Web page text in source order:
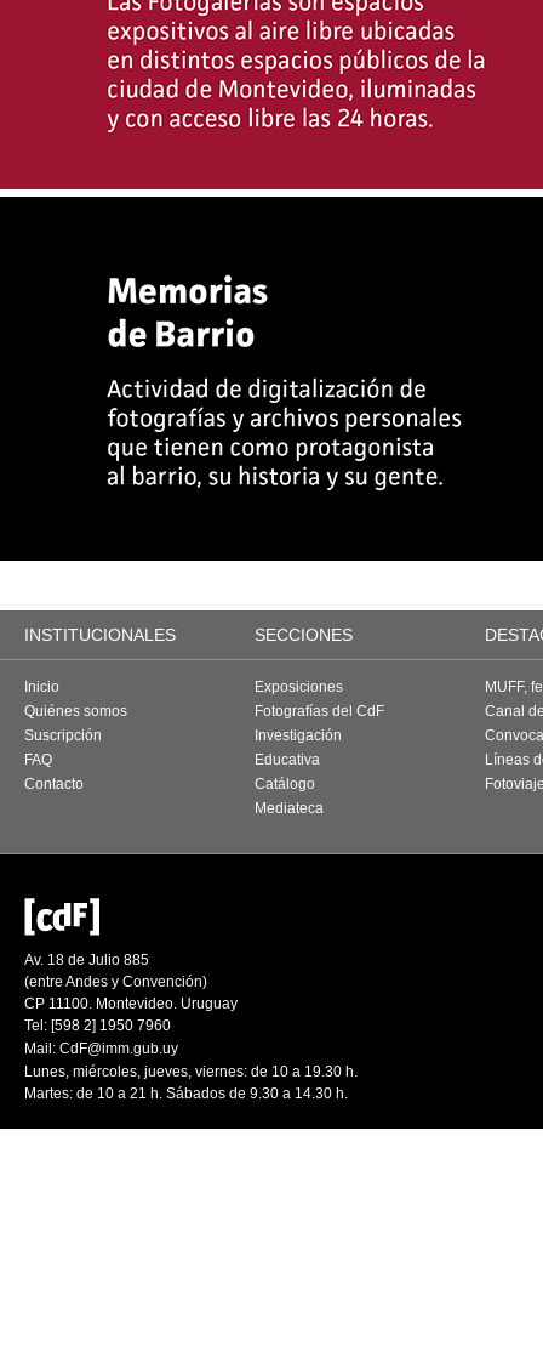
INSTITUCIONALES SECCIONES
Inicio
Quiénes somos
Suscripción
FAQ
Contacto
Exposiciones
Fotografías del CdF
Investigación
Educativa
Catálogo
Mediateca
MUFF,
Canal
Líneas
Av. 18 de Julio 885
(entre Andes y Convención)
CP 11100. Montevideo. Uruguay
Tel: [598 2] 1950 7960
Mail: CdF@imm.gub.uy
Lunes, miércoles, jueves, viernes: de 10 a 19.30 h.
Martes: de 10 a 21 h. Sábados de 9.30 a 14.30 h.